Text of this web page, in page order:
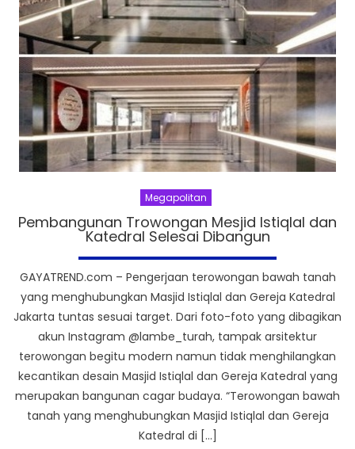
Megapolitan
Pembangunan Trowongan Mesjid Istiqlal dan
Katedral Selesai Dibangun
GAYATREND.com – Pengerjaan terowongan bawah tanah
yang menghubungkan Masjid Istiqlal dan Gereja Katedral
Jakarta tuntas sesuai target. Dari foto-foto yang dibagikan
akun Instagram @lambe_turah, tampak arsitektur
terowongan begitu modern namun tidak menghilangkan
kecantikan desain Masjid Istiqlal dan Gereja Katedral yang
merupakan bangunan cagar budaya. “Terowongan bawah
tanah yang menghubungkan Masjid Istiqlal dan Gereja
Katedral di […]